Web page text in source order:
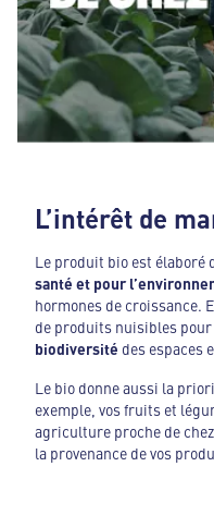
L’intérêt de
Le produit bio est élaboré
santé et pour
hormones de croissance.
de produits nuisibles
biodiversité des espaces
Le bio donne aussi la
exemple, vos fruits et
agriculture proche de
la provenance de vos